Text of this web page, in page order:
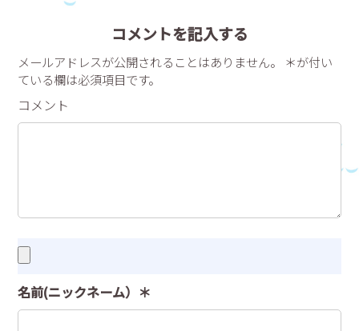
コメントを記入する
メールアドレスが公開されることはありません。 ＊が付い
ている欄は必須項目です。
コメント
名前(ニックネーム）＊